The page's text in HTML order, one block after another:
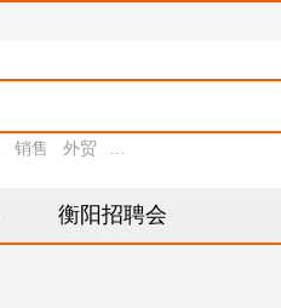
销售 外贸 助理
衡阳招聘会